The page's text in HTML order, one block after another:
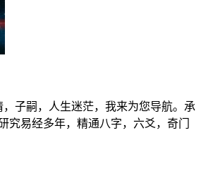
子嗣，人生迷茫，我来为您导航。承
究易经多年，精通八字，六爻，奇门